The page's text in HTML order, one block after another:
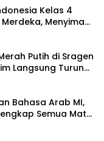
Kelas 4
Menyimak
Putih di Sragen
Langsung Turun
Bahasa Arab MI,
Semua Mata